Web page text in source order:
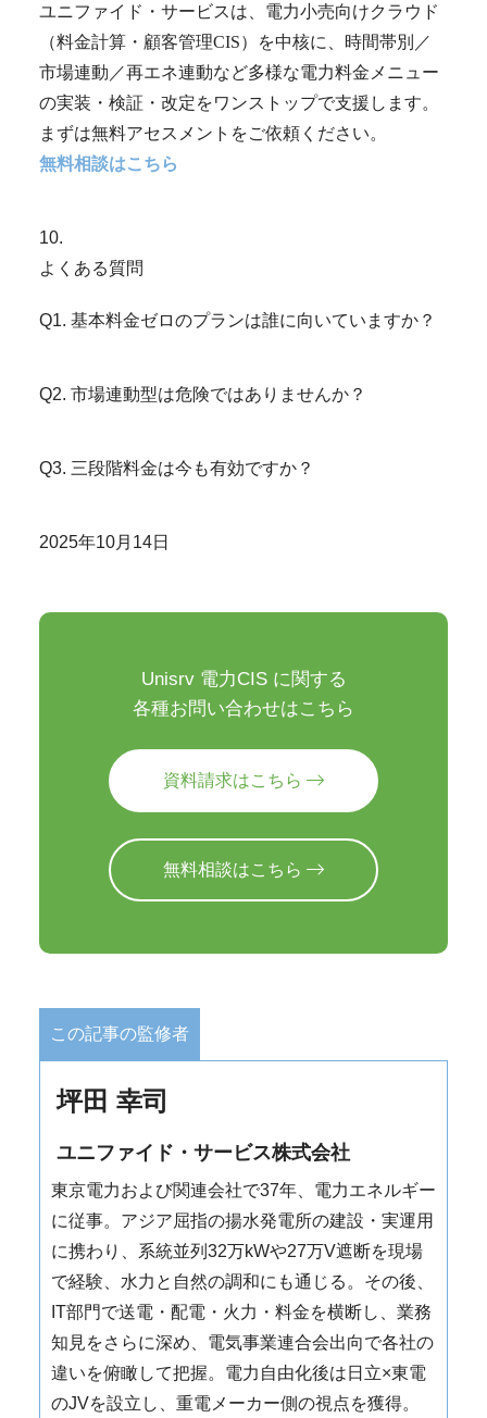
ユニファイド・サービスは、電力小売向けクラウド
（料金計算・顧客管理CIS）を中核に、時間帯別／
市場連動／再エネ連動など多様な電力料金メニュー
の実装・検証・改定をワンストップで支援します。
まずは無料アセスメントをご依頼ください。
無料相談はこちら
10.
よくある質問
Q1. 基本料金ゼロのプランは誰に向いていますか？
Q2. 市場連動型は危険ではありませんか？
Q3. 三段階料金は今も有効ですか？
2025年10月14日
Unisrv 電力CIS に関する
各種お問い合わせはこちら
資料請求はこちら
無料相談はこちら
この記事の監修者
坪田 幸司
ユニファイド・サービス株式会社
東京電力および関連会社で37年、電力エネルギー
に従事。アジア屈指の揚水発電所の建設・実運用
に携わり、系統並列32万kWや27万V遮断を現場
で経験、水力と自然の調和にも通じる。その後、
IT部門で送電・配電・火力・料金を横断し、業務
知見をさらに深め、電気事業連合会出向で各社の
違いを俯瞰して把握。電力自由化後は日立×東電
のJVを設立し、重電メーカー側の視点を獲得。